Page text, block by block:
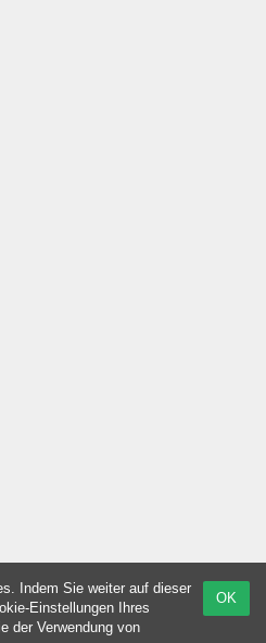
OK
Indem Sie weiter auf dieser
Einstellungen Ihres
der Verwendung von